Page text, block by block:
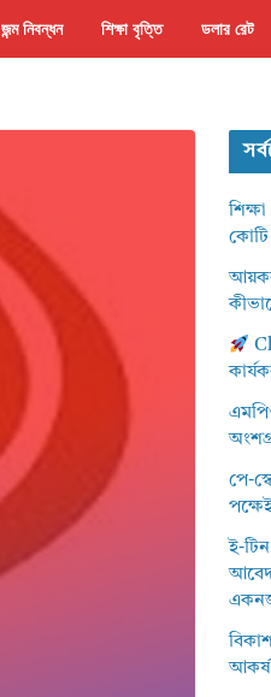
জন্ম নিবন্ধন শিক্ষা বৃত্তি ডলার রেট
কোটি
আয়কর
পে-
ই-